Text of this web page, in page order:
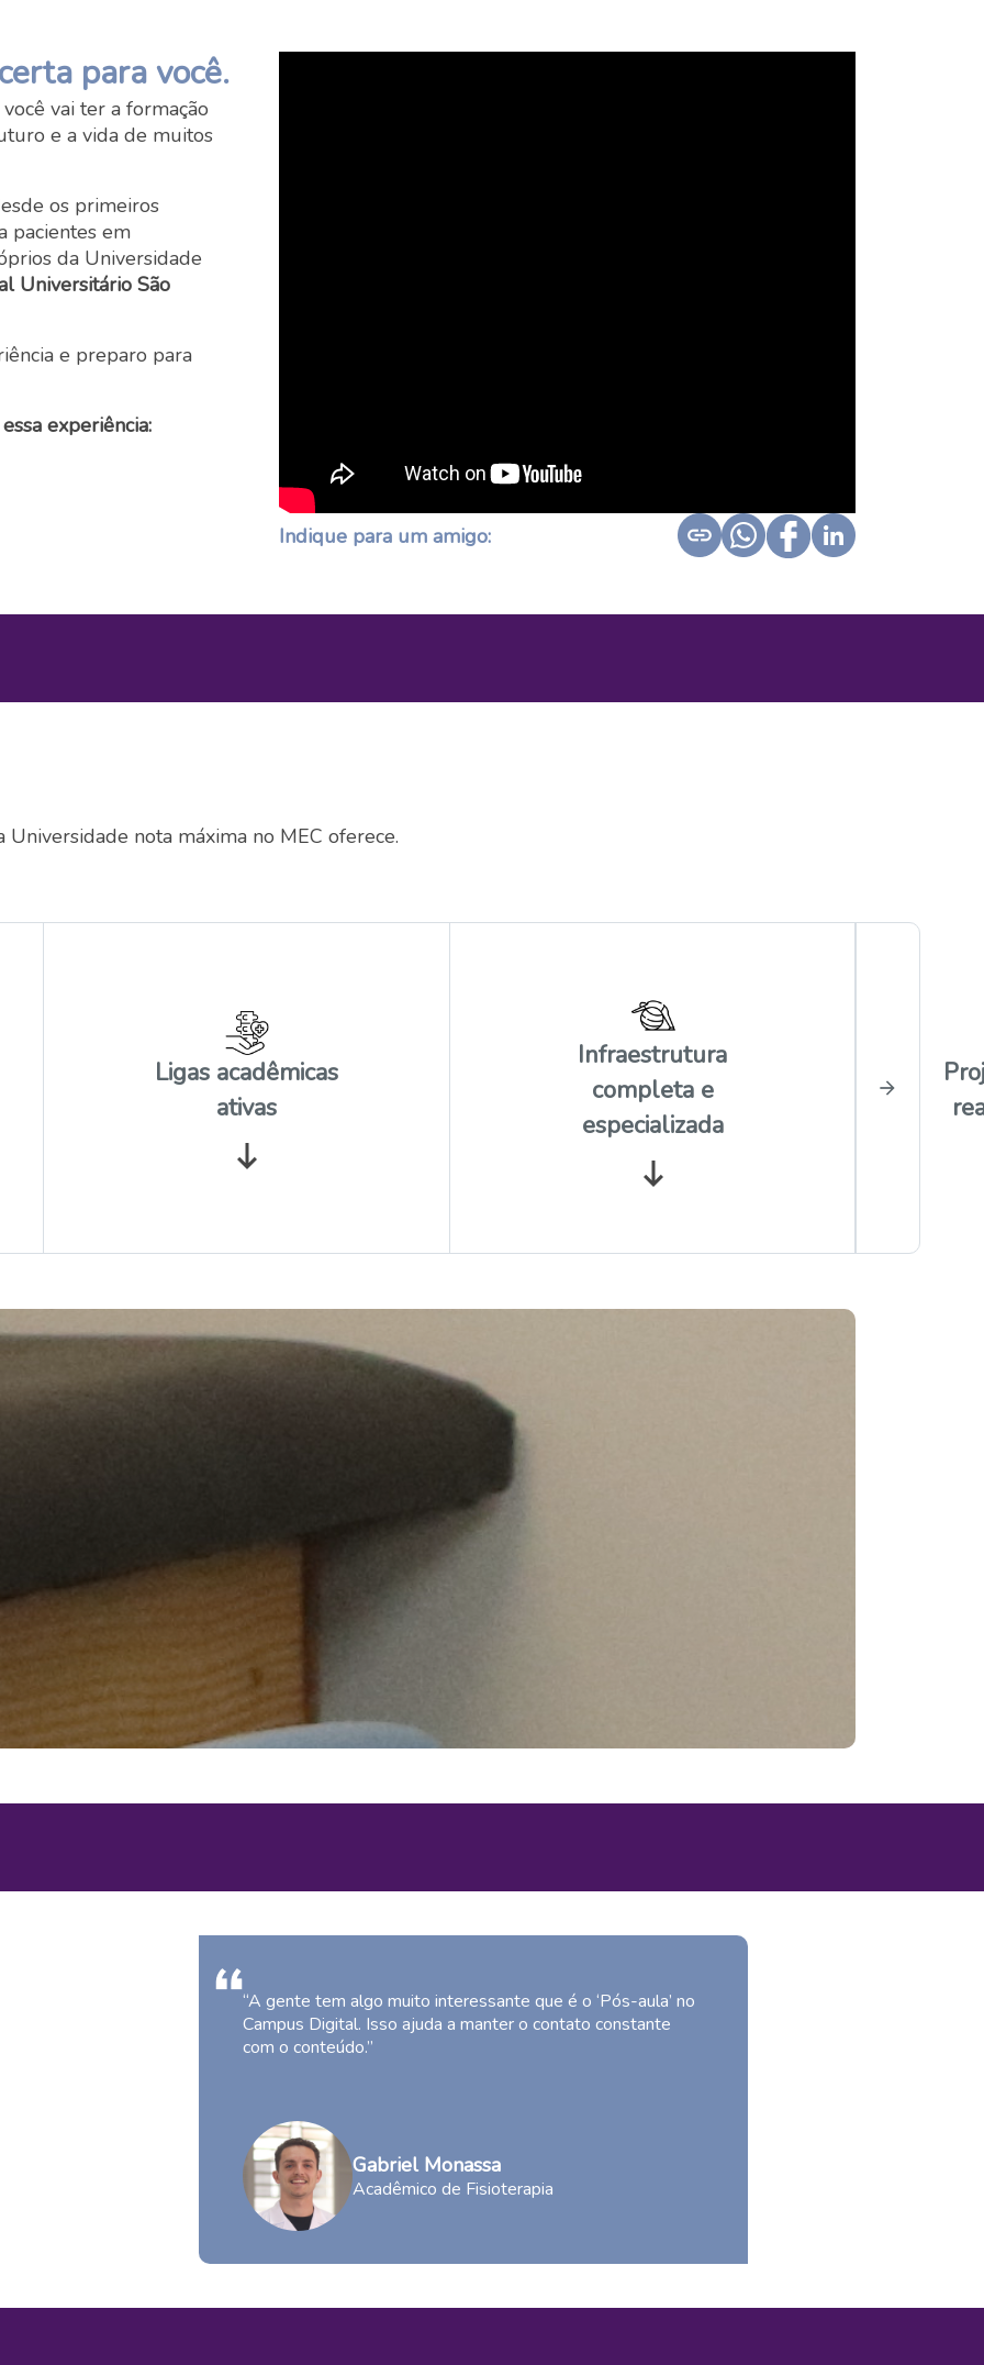
para você.
vai ter a formação
e a vida de muitos
os primeiros
pacientes em
da Universidade
Universitário São
e preparo para
experiência:
Indique para um amigo:
nota máxima no MEC oferece.
Ligas acadêmicas
ativas
Infraestrutura
completa e
especializada
“A gente tem algo muito interessante que é o ‘Pós-aula’ no
Campus Digital. Isso ajuda a manter o contato constante
com o conteúdo.”
Gabriel Monassa
Acadêmico de Fisioterapia